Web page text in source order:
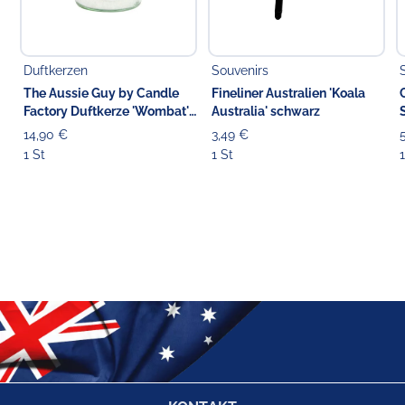
Duftkerzen
The Aussie Guy by Candle
Factory Duftkerze 'Wombat's
Favourite' 13.5 cm
14,90 €
1 St
Souvenirs
Fineliner Australien 'Koala
Australia' schwarz
3,49 €
1 St